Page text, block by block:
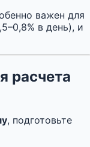
важен для
в день), и
расчета
, подготовьте